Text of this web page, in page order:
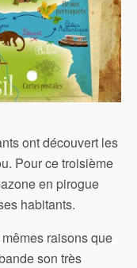
ont découvert les
Pour ce troisième
en pirogue
habitants.
raisons que
son très